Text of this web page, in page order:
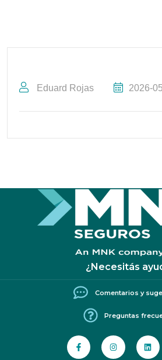
Eduard Rojas 2026-
¿Necesitás
Comentarios y
Preguntas